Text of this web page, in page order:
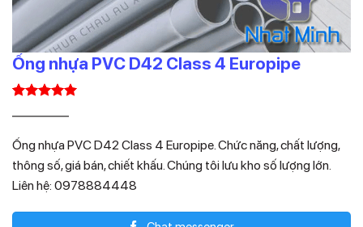
Ống nhựa PVC D42 Class 4 Europipe
dựa trên
đánh giá
36.190
là:
36.190₫.
tại
là:
Ống nhựa PVC D42 Class 4 Europipe. Chức năng, chất lượng,
thông số, giá bán, chiết khấu. Chúng tôi lưu kho số lượng lớn.
Liên hệ: 0978884448